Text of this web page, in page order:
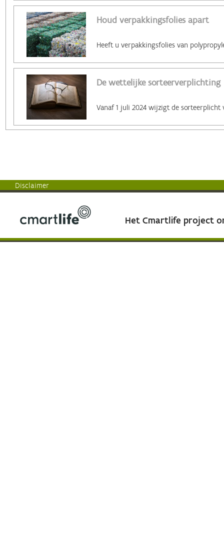
Houd verpakkingsfolies apart
De wettelijke sorteerverplichting
Disclaimer
Het Cmartlife project